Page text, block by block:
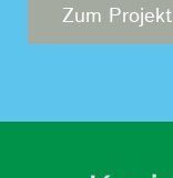
Zum Projekt